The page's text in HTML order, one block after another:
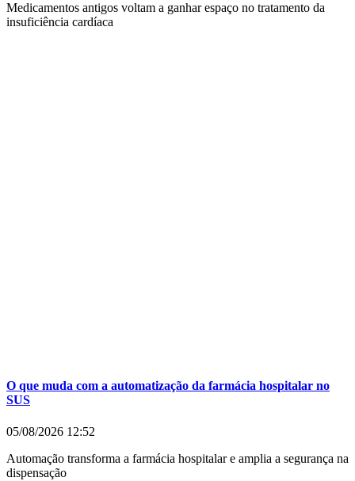
Medicamentos antigos voltam a ganhar espaço no tratamento da
insuficiência cardíaca
O que muda com a automatização da farmácia hospitalar no
SUS
05/08/2026 12:52
Automação transforma a farmácia hospitalar e amplia a segurança na
dispensação